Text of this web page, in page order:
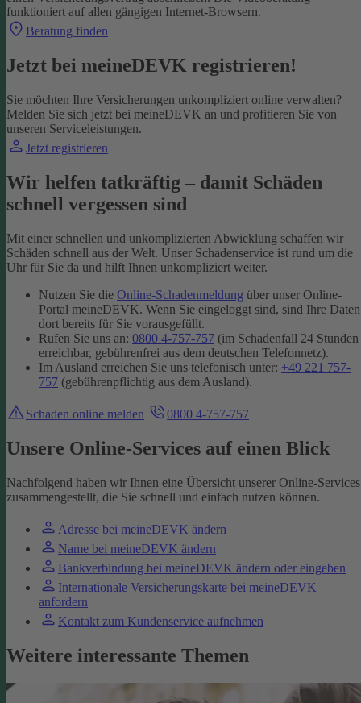
funktioniert auf allen gängigen Internet-Browsern.
Beratung finden
Jetzt bei meineDEVK registrieren!
Sie möchten Ihre Versicherungen unkompliziert online verwalten?
Melden Sie sich jetzt bei meineDEVK an und profitieren Sie von
unseren Serviceleistungen.
Jetzt registrieren
Wir helfen tatkräftig – damit Schäden
schnell vergessen sind
Mit einer schnellen und unkomplizierten Abwicklung schaffen wir
Schäden schnell aus der Welt. Unser Schadenservice ist rund um die
Uhr für Sie da und hilft Ihnen unkompliziert weiter.
Nutzen Sie die Online-Schadenmeldung über unser Online-
Portal meineDEVK. Wenn Sie eingeloggt sind, sind Ihre Daten
dort bereits für Sie vorausgefüllt.
Rufen Sie uns an: 0800 4-757-757 (im Schadenfall 24 Stunden
erreichbar, gebührenfrei aus dem deutschen Telefonnetz).
Im Ausland erreichen Sie uns telefonisch unter: +49 221 757-
757 (gebührenpflichtig aus dem Ausland).
Schaden online melden 0800 4-757-757
Unsere Online-Services auf einen Blick
Nachfolgend haben wir Ihnen eine Übersicht unserer Online-Services
zusammengestellt, die Sie schnell und einfach nutzen können.
Adresse bei meineDEVK ändern
Name bei meineDEVK ändern
Bankverbindung bei meineDEVK ändern oder eingeben
Internationale Versicherungskarte bei meineDEVK
anfordern
Kontakt zum Kundenservice aufnehmen
Weitere interessante Themen